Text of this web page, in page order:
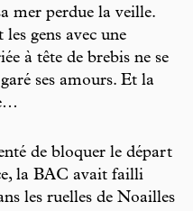
mer perdue la veille.
gens avec une
à tête de brebis ne se
ses amours. Et la
de bloquer le départ
la BAC avait failli
les ruelles de Noailles